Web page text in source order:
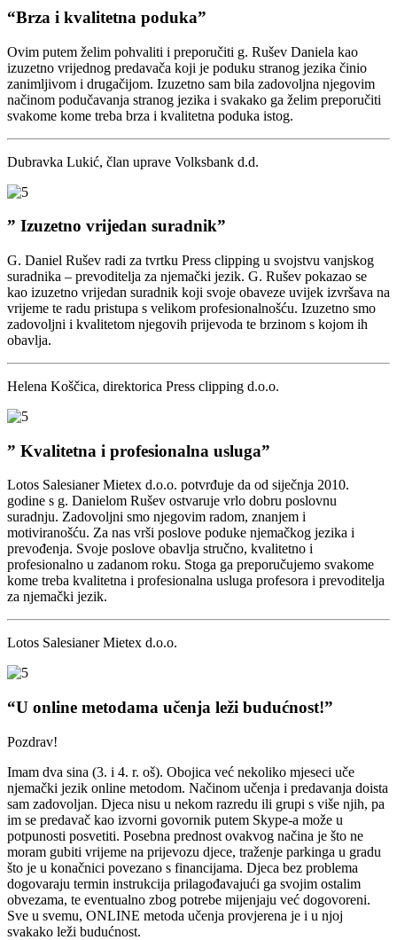
“Brza i kvalitetna poduka”
Ovim putem želim pohvaliti i preporučiti g. Rušev Daniela kao
izuzetno vrijednog predavača koji je poduku stranog jezika činio
zanimljivom i drugačijom. Izuzetno sam bila zadovoljna njegovim
načinom podučavanja stranog jezika i svakako ga želim preporučiti
svakome kome treba brza i kvalitetna poduka istog.
Dubravka Lukić, član uprave Volksbank d.d.
” Izuzetno vrijedan suradnik”
G. Daniel Rušev radi za tvrtku Press clipping u svojstvu vanjskog
suradnika – prevoditelja za njemački jezik. G. Rušev pokazao se
kao izuzetno vrijedan suradnik koji svoje obaveze uvijek izvršava na
vrijeme te radu pristupa s velikom profesionalnošću. Izuzetno smo
zadovoljni i kvalitetom njegovih prijevoda te brzinom s kojom ih
obavlja.
Helena Koščica, direktorica Press clipping d.o.o.
” Kvalitetna i profesionalna usluga”
Lotos Salesianer Mietex d.o.o. potvrđuje da od siječnja 2010.
godine s g. Danielom Rušev ostvaruje vrlo dobru poslovnu
suradnju. Zadovoljni smo njegovim radom, znanjem i
motiviranošću. Za nas vrši poslove poduke njemačkog jezika i
prevođenja. Svoje poslove obavlja stručno, kvalitetno i
profesionalno u zadanom roku. Stoga ga preporučujemo svakome
kome treba kvalitetna i profesionalna usluga profesora i prevoditelja
za njemački jezik.
Lotos Salesianer Mietex d.o.o.
“U online metodama učenja leži budućnost!”
Pozdrav!
Imam dva sina (3. i 4. r. oš). Obojica već nekoliko mjeseci uče
njemački jezik online metodom. Načinom učenja i predavanja doista
sam zadovoljan. Djeca nisu u nekom razredu ili grupi s više njih, pa
im se predavač kao izvorni govornik putem Skype-a može u
potpunosti posvetiti. Posebna prednost ovakvog načina je što ne
moram gubiti vrijeme na prijevozu djece, traženje parkinga u gradu
što je u konačnici povezano s financijama. Djeca bez problema
dogovaraju termin instrukcija prilagođavajući ga svojim ostalim
obvezama, te eventualno zbog potrebe mijenjaju već dogovoreni.
Sve u svemu, ONLINE metoda učenja provjerena je i u njoj
svakako leži budućnost.